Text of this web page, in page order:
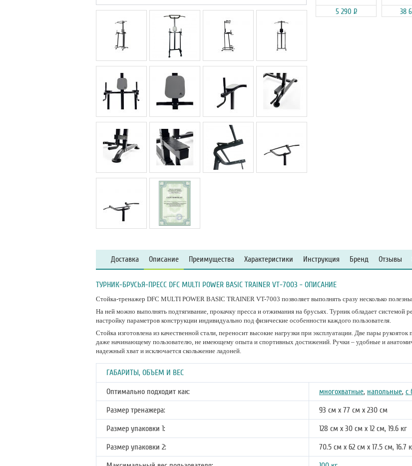
5 290 Р 38
Доставка Описание Преимущества Характеристики Инструкция Бренд Отзывы
ТУРНИК-БРУСЬЯ-ПРЕСС DFC MULTI POWER BASIC TRAINER VT-7003 - ОПИСАНИЕ
Стойка-тренажер DFC MULTI POWER BASIC TRAINER VT-7003 позволяет выполнять сразу несколько
На ней можно выполнять подтягивание, прокачку пресса и отжимания на брусьях. Турник обладает системой
настройку параметров конструкции индивидуально под физические особенности каждого пользователя.
Стойка изготовлена из качественной стали, переносит высокие нагрузки при эксплуатации. Две пары
даже начинающему пользователю, не имеющему опыта и спортивных достижений. Ручки – удобные и
надежный хват и исключается скольжение ладоней.
ГАБАРИТЫ, ОБЪЕМ И ВЕС
Оптимально подходит как:
многохватные, напольные, с
Размер тренажера:
93 см х 77 см х 230 см
Размер упаковки 1:
128 см х 30 см х 12 см, 19.6 кг
Размер упаковки 2:
70.5 см х 62 см х 17.5 см, 16.7